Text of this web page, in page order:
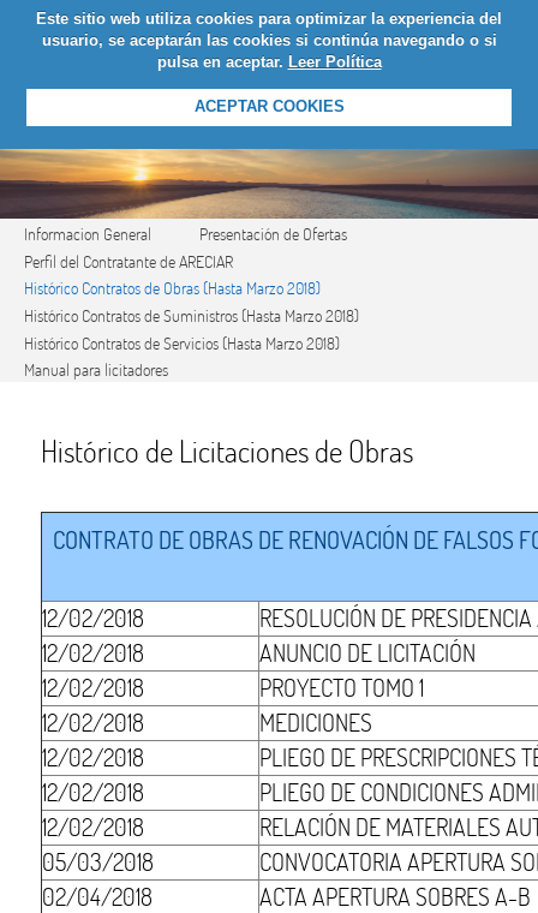
Este sitio web utiliza cookies para optimizar la experiencia del
usuario, se aceptarán las cookies si continúa navegando o si
pulsa en aceptar. Leer Política
ACEPTAR COOKIES
LOGIN
Informacion General
Presentación de Ofertas
Perfil del Contratante de ARECIAR
Histórico Contratos de Obras (Hasta Marzo 2018)
Histórico Contratos de Suministros (Hasta Marzo 2018)
Histórico Contratos de Servicios (Hasta Marzo 2018)
Manual para licitadores
Histórico de Licitaciones de Obras
CONTRATO DE OBRAS DE RENOVACIÓN DE FALSOS
12/02/2018
RESOLUCIÓN DE
12/02/2018
ANUNCIO DE LICITACIÓN
12/02/2018
PROYECTO TOMO 1
12/02/2018
MEDICIONES
12/02/2018
PLIEGO DE PRESCRIPCIONES
12/02/2018
PLIEGO DE CONDICIONES
12/02/2018
RELACIÓN DE MATERIALES
05/03/2018
CONVOCATORIA APERTURA
02/04/2018
ACTA APERTURA SOBRES A-B